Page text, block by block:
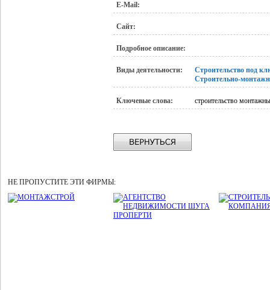
E-Mail:
Сайт:
Подробное описание:
Виды деятельности:
Строительство под
Строительно-
Ключевые слова: строительство
НЕ ПРОПУСТИТЕ ЭТИ ФИРМЫ: